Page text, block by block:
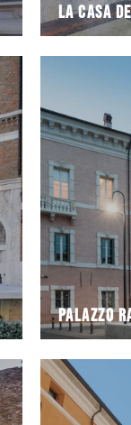
La Casa
Palazzo
Palazzo
detta
che in